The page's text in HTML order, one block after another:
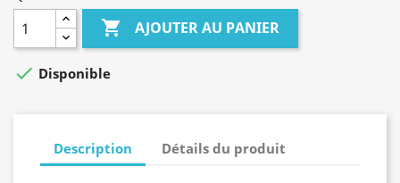
 AJOUTER AU PANIER
 Disponible
Description Détails du produit